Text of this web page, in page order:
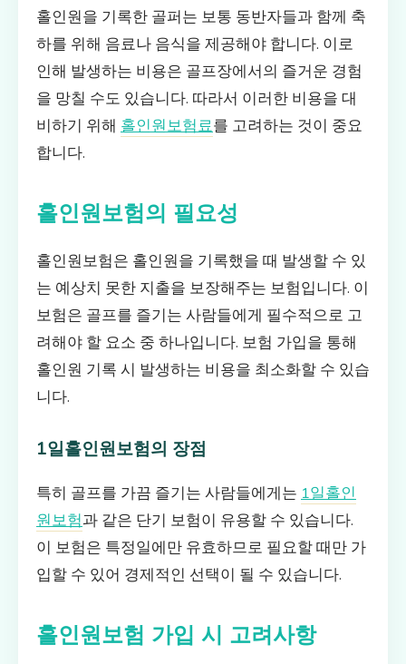
홀인원을 기록한 골퍼는 보통 동반자들과 함께 축
하를 위해 음료나 음식을 제공해야 합니다. 이로
인해 발생하는 비용은 골프장에서의 즐거운 경험
을 망칠 수도 있습니다. 따라서 이러한 비용을 대
비하기 위해 홀인원보험료를 고려하는 것이 중요
합니다.
홀인원보험의 필요성
홀인원보험은 홀인원을 기록했을 때 발생할 수 있
는 예상치 못한 지출을 보장해주는 보험입니다. 이
보험은 골프를 즐기는 사람들에게 필수적으로 고
려해야 할 요소 중 하나입니다. 보험 가입을 통해
홀인원 기록 시 발생하는 비용을 최소화할 수 있습
니다.
1일홀인원보험의 장점
특히 골프를 가끔 즐기는 사람들에게는 1일홀인
원보험과 같은 단기 보험이 유용할 수 있습니다.
이 보험은 특정일에만 유효하므로 필요할 때만 가
입할 수 있어 경제적인 선택이 될 수 있습니다.
홀인원보험 가입 시 고려사항